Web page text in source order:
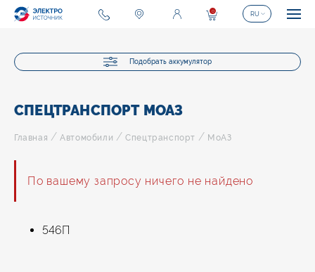
Подобрать аккумулятор
СПЕЦТРАНСПОРТ МОАЗ
Главная /Автомобили /Спецтранспорт / МоАЗ
По вашему запросу ничего не найдено
546П
0 RU